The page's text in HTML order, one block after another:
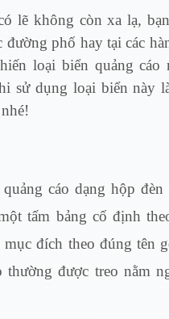
lẽ không còn xa lạ,
đường phố hay tại các
loại biển quảng cáo
sử dụng loại biển này
cáo dạng hộp
tấm bảng cố định
đích theo đúng tên
được treo nằm